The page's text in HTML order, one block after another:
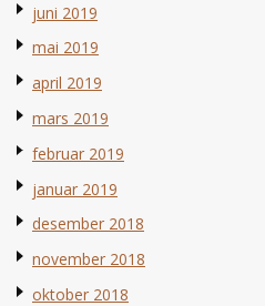
juni 2019
mai 2019
april 2019
mars 2019
februar 2019
januar 2019
desember 2018
november 2018
oktober 2018